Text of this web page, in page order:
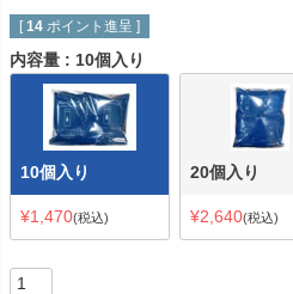
[ 14 ポイント進呈 ]
内容量 10個入り
10個入り
¥1,470 税込
20個入り
¥2,640 税込